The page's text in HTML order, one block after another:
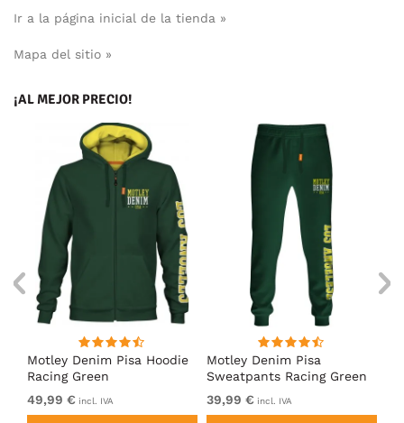
Ir a la página inicial de la tienda »
Mapa del sitio »
¡AL MEJOR PRECIO!
Motley Denim Pisa Hoodie
Racing Green
49,99 € incl. IVA
Motley Denim Pisa
Sweatpants Racing Green
39,99 € incl. IVA